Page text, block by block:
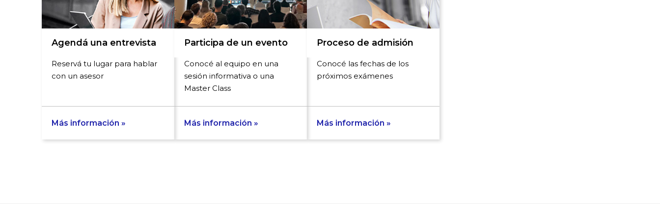
Agendá una entrevista
Reservá tu lugar para hablar
con un asesor
Más información »
Participa de un evento
Conocé al equipo en una
sesión informativa o una
Master Class
Más información »
Proceso de admisión
Conocé las fechas de los
próximos exámenes
Más información »